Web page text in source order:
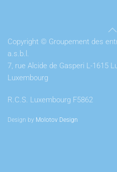
Copyright © Groupement des
a.s.b.l.
7, rue Alcide de Gasperi L-1615
Luxembourg
R.C.S. Luxembourg F5862
Design by Molotov Design